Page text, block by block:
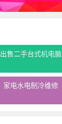
出售二手台式机电脑
家电水电制冷维修